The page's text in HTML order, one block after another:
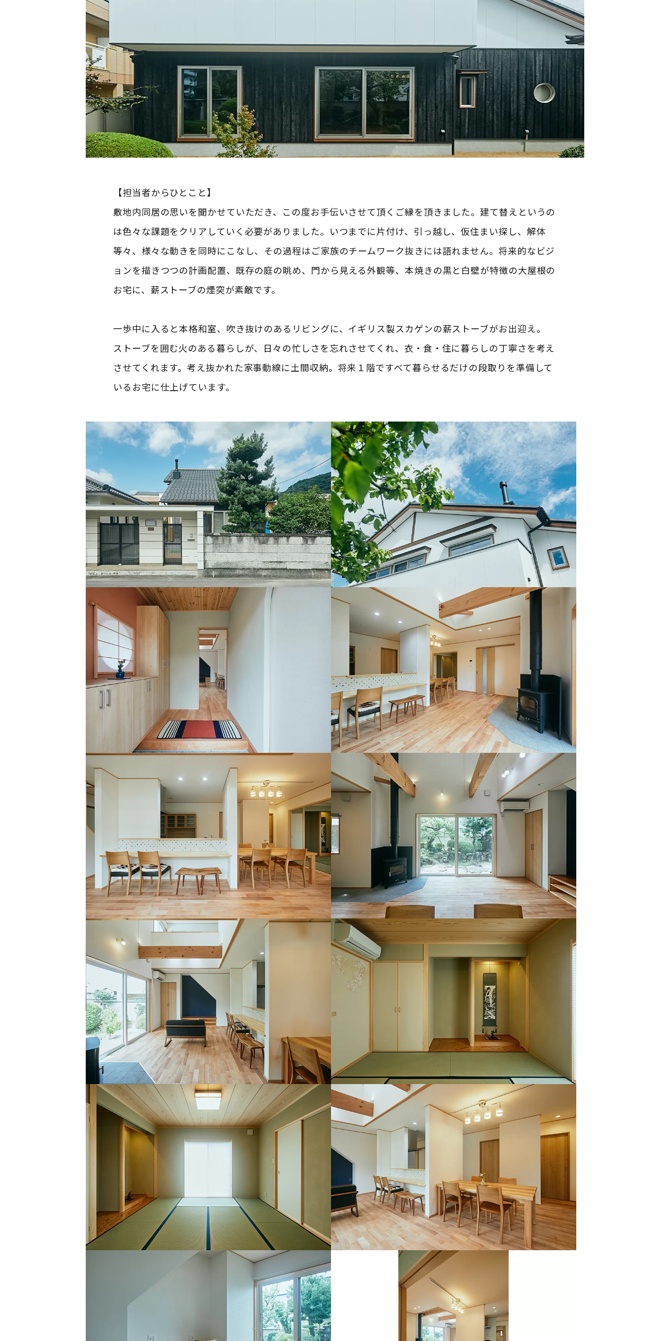
【担当者からひとこと】
敷地内同居の思いを聞かせていただき、この度お手伝いさせて頂くご縁を頂きました。建て替えというの
は色々な課題をクリアしていく必要がありました。いつまでに片付け、引っ越し、仮住まい探し、解体
等々、様々な動きを同時にこなし、その過程はご家族のチームワーク抜きには語れません。将来的なビジ
ョンを描きつつの計画配置、既存の庭の眺め、門から見える外観等、本焼きの黒と白壁が特徴の大屋根の
お宅に、薪ストーブの煙突が素敵です。
一歩中に入ると本格和室、吹き抜けのあるリビングに、イギリス製スカゲンの薪ストーブがお出迎え。
ストーブを囲む火のある暮らしが、日々の忙しさを忘れさせてくれ、衣・食・住に暮らしの丁寧さを考え
させてくれます。考え抜かれた家事動線に土間収納。将来１階ですべて暮らせるだけの段取りを準備して
いるお宅に仕上げています。